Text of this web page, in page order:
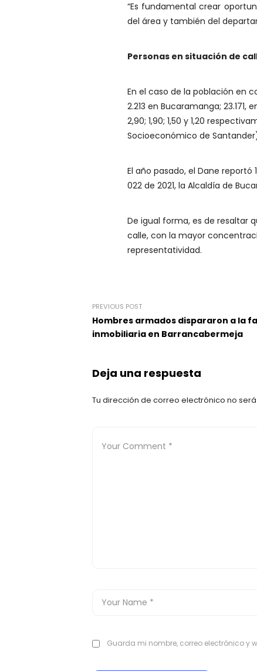
“Es fundamental crear
del área y también del
Personas en situación de
En el caso de la población en
2.213 en Bucaramanga; 23.171,
2,90; 1,90; 1,50 y 1,20
Socioeconómico de
El año pasado, el Dane
022 de 2021, la Alcaldía de
De igual forma, es de resaltar
calle, con la mayor
representatividad.
PREVIOUS POST
Hombres armados dispararon a la
inmobiliaria en Barrancabermeja
Deja una respuesta
Tu dirección de correo electrónico no
Guarda mi nombre, correo electrónico y